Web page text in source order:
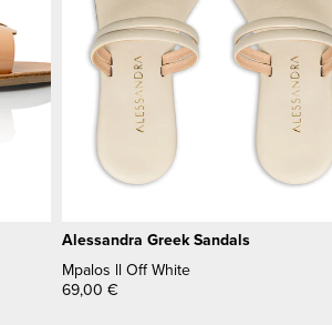
Alessandra Greek Sandals
Mpalos ll Off White
69,00 €